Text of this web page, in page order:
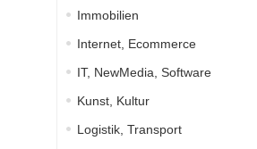
Immobilien
Internet, Ecommerce
IT, NewMedia, Software
Kunst, Kultur
Logistik, Transport